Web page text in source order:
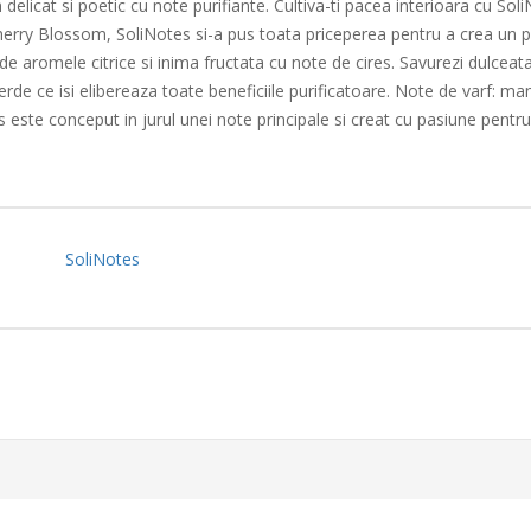
si poetic cu note purifiante. Cultiva-ti pacea interioara cu
Blossom, SoliNotes si-a pus toata priceperea pentru a crea un
aromele citrice si inima fructata cu note de cires. Savurezi
ce isi elibereaza toate beneficiile purificatoare. Note de varf:
conceput in jurul unei note principale si creat cu pasiune
SoliNotes